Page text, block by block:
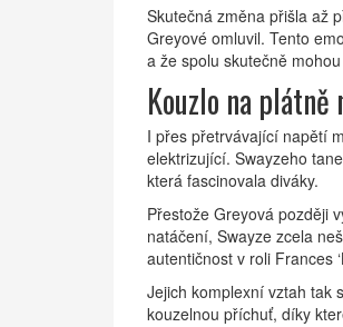
Skutečná změna přišla až
Greyové omluvil. Tento
a že spolu skutečně
Kouzlo na
I přes přetrvávající napětí
elektrizující. Swayzeho
která fascinovala diváky.
Přestože Greyová později
natáčení, Swayze zcela
autentičnost v roli Frances
Jejich komplexní vztah tak
kouzelnou příchuť, díky